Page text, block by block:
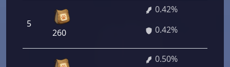
5
260
0.42%
0.42%
0.50%